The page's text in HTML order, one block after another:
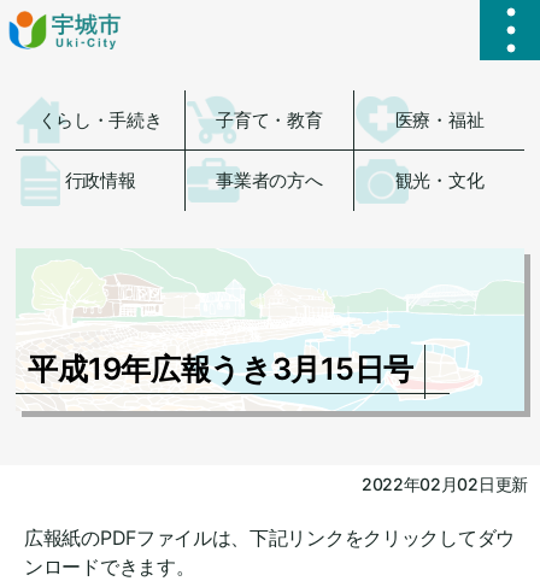
ハ
くらし・手続き 子育て・教育 医療・福祉
行政情報 事業者の方へ 観光・文化
平成19年広報うき3月15日号
2022年02月02日更新
広報紙のPDFファイルは、下記リンクをクリックしてダウ
ンロードできます。